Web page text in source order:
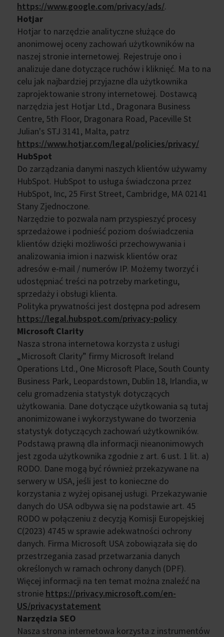
https://www.google.com/privacy/ads/.
Hotjar
Hotjar to narzędzie analityczne służące do
anonimowej oceny zachowań użytkowników na
naszej stronie internetowej. Rejestruje ono i
analizuje dane dotyczące ruchów i kliknięć. Ma to na
celu jak najbardziej przyjazne dla użytkownika
zaprojektowanie strony internetowej. Dostawcą
narzędzia jest Hotjar Ltd., Dragonara Business
Centre, 5th Floor, Dragonara Road, Paceville St
Julian's STJ 3141, Malta, patrz
https://www.hotjar.com/legal/policies/privacy/
HubSpot
Do zarządzania danymi naszych klientów używamy
HubSpot. HubSpot to usługa świadczona przez
HubSpot, Inc, 25 First Street, Cambridge, MA 02141
Stany Zjednoczone.
Narzędzie to pozwala nam przyspieszyć procesy
sprzedażowe i podnieść poziom doświadczenia
klientów dzięki możliwości przechowywania i
analizowania imion i nazwisk klientów oraz
adresów e-mail / numerów IP. Możemy tworzyć i
udostępniać treści na potrzeby marketingu,
sprzedaży i obsługi klienta.
Polityka prywatności jest dostępna pod adresem
https://legal.hubspot.com/privacy-policy
Microsoft Clarity
Nasza strona internetowa korzysta z usługi
„Microsoft Clarity” firmy Microsoft Ireland
Operations Ltd., One Microsoft Place, South County
Business Park, Leopardstown, Dublin 18, Irlandia, w
celu gromadzenia statystyk dotyczących
użytkowania. Dane dotyczące użytkowania są tutaj
anonimizowane i wykorzystywane do tworzenia
statystyk dotyczących zachowań użytkowników.
Podstawą prawną dla informacji nieanonimowych
jest zgoda użytkownika zgodnie z art. 6 ust. 1 lit. a)
RODO. Dane mogą być również przekazywane na
serwery w USA, jeśli jest to konieczne do
korzystania z wyżej opisanej usługi. Przekazywanie
danych do USA odbywa się na podstawie art. 45
RODO w połączeniu z decyzją Komisji Europejskiej
C(2023) 4745 w sprawie adekwatności ochrony
danych. Firma Microsoft USA zobowiązała się do
przestrzegania zasad przetwarzania danych
określonych w ramach ochrony danych (DPF).
Więcej informacji na ten temat można znaleźć na
stronie https://privacy.microsoft.com/en-
US/privacystatement
Narzędzia SEO
Nasza strona internetowa korzysta z instrumentów